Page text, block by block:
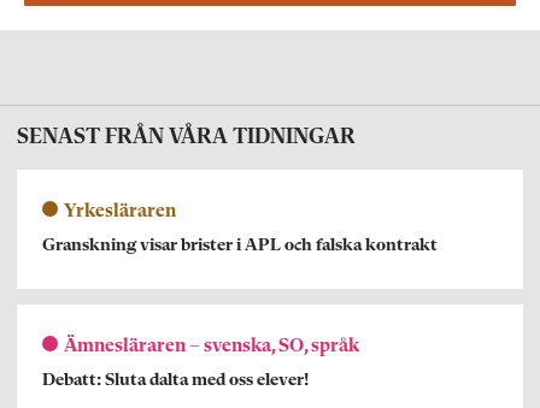
SENAST FRÅN VÅRA TIDNINGAR
Yrkesläraren
Granskning visar brister i APL och falska kontrakt
Ämnesläraren – svenska, SO, språk
Debatt: Sluta dalta med oss elever!